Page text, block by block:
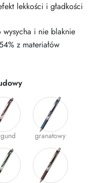
lekkości i gładkości
wysycha i nie blaknie
z materiałów
granatowy